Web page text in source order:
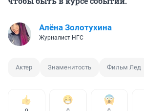
Алёна Золотухина
Журналист НГС
Актер Знаменитость Фильм Лед